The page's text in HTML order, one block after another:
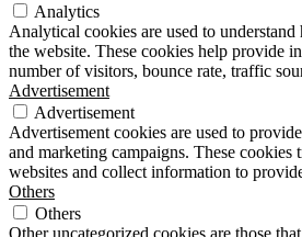
Analytics
Analytical cookies are used to
the website. These cookies help provide
number of visitors, bounce rate, traffic
Advertisement
Advertisement
Advertisement cookies are used to
and marketing campaigns. These cookies
websites and collect information to
Others
Others
Other uncategorized cookies are those